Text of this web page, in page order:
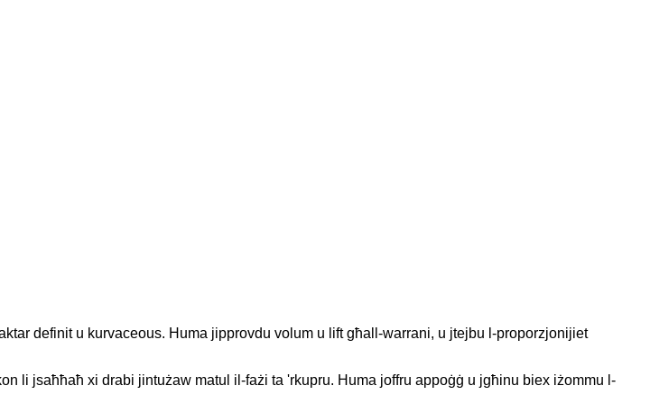
definit u kurvaceous. Huma jipprovdu volum u lift għall-warrani, u jtejbu l-proporzjonijiet
li jsaħħaħ xi drabi jintużaw matul il-fażi ta 'rkupru. Huma joffru appoġġ u jgħinu biex iżommu l-